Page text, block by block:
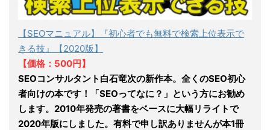
【SEOマニュアル】『初心者でも無料で検索上位表示で
きる技』【2020版】
【価格：500円】
SEOコンサルタント白石竜次の新作本。全くのSEO初心
者向けの本です！「SEOってなに？」という方にお勧め
します。2010年発売の著書をベースに大幅リライトで
2020年版にしました。有料で申し訳ありませんが本1冊